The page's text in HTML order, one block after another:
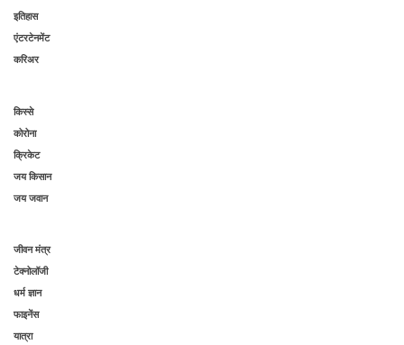
इतिहास
एंटरटेनमेंट
करिअर
किस्से
कोरोना
क्रिकेट
जय किसान
जय जवान
जीवन मंत्र
टेक्नोलॉजी
धर्म ज्ञान
फाइनेंस
यात्रा